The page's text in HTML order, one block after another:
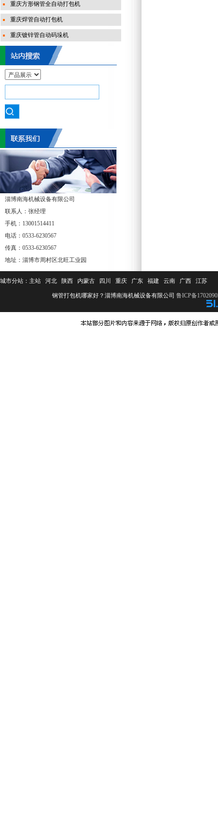
重庆方形钢管全自动打包机
重庆焊管自动打包机
重庆镀锌管自动码垛机
淄博南海机械设备有限公司
联系人：张经理
手机：13001514411
电话：0533-6230567
传真：0533-6230567
地址：淄博市周村区北旺工业园
城市分站： 主站 河北 陕西 内蒙古 四川 重庆 广东 福建 云南 广西 江苏
钢管打包机哪家好？淄博南海机械设备有限公司 鲁ICP备